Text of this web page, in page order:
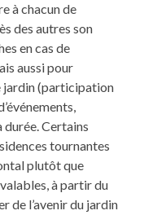
à chacun de
des autres son
en cas de
aussi pour
jardin (participation
durée. Certains
tournantes
plutôt que
à partir du
de l’avenir du jardin